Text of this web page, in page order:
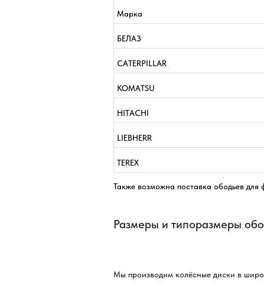
Марка
БЕЛАЗ
CATERPILLAR
KOMATSU
HITACHI
LIEBHERR
TEREX
Также возможна поставка ободьев для
Размеры и типоразмеры
Мы производим колёсные диски в